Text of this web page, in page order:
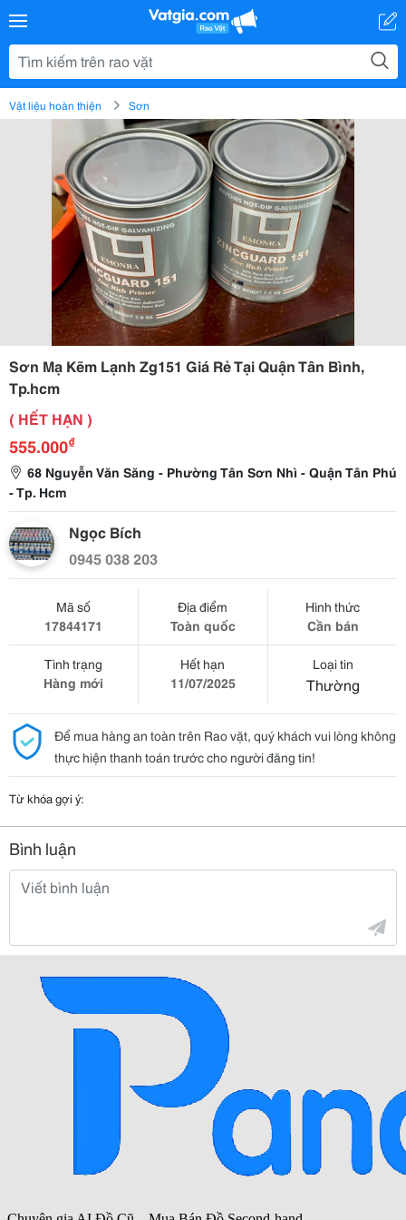
Vật liệu hoàn thiện Sơn
Sơn Mạ Kẽm Lạnh Zg151 Giá Rẻ Tại Quận Tân Bình,
Tp.hcm
( HẾT HẠN )
555.000₫
68 Nguyễn Văn Săng - Phường Tân Sơn Nhì - Quận Tân Phú
- Tp. Hcm
Ngọc Bích
0945 038 203
Mã số
17844171
Địa điểm
Toàn quốc
Hình thức
Cần bán
Tình trạng
Hàng mới
Hết hạn
11/07/2025
Loại tin
Thường
Để mua hàng an toàn trên Rao vặt, quý khách vui lòng không
thực hiện thanh toán trước cho người đăng tin!
Từ khóa gợi ý:
Bình luận